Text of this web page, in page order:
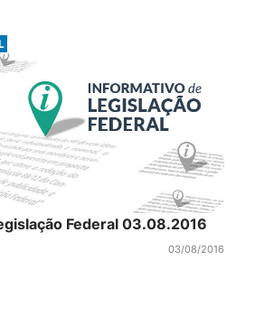
Federal 03.08.2016
03/08/2016